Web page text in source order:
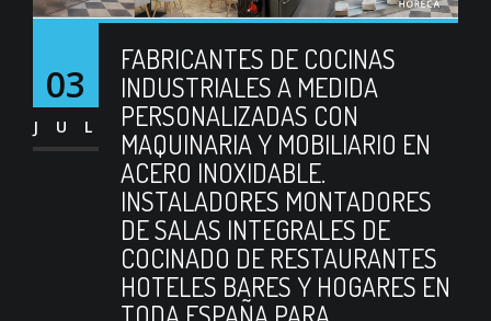
03
JUL
FABRICANTES DE COCINAS
INDUSTRIALES A MEDIDA
PERSONALIZADAS CON
MAQUINARIA Y MOBILIARIO EN
ACERO INOXIDABLE.
INSTALADORES MONTADORES
DE SALAS INTEGRALES DE
COCINADO DE RESTAURANTES
HOTELES BARES Y HOGARES EN